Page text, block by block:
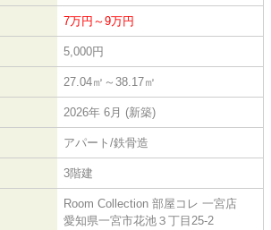
7万円～9万円
5,000円
27.04㎡～38.17㎡
2026年 6月 (新築)
アパート/鉄骨造
3階建
Room Collection 部屋コレ 一宮店
愛知県一宮市花池３丁目25-2